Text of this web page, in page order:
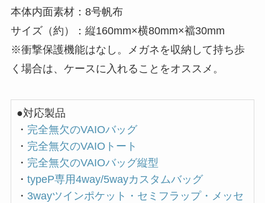
本体内面素材：8号帆布
サイズ（約）：縦160mm×横80mm×襠30mm
※衝撃保護機能はなし。メガネを収納して持ち歩
く場合は、ケースに入れることをオススメ。
●対応製品
・ 完全無欠のVAIOバッグ
・ 完全無欠のVAIOトート
・ 完全無欠のVAIOバッグ縦型
・ typeP専用4way/5wayカスタムバッグ
・ 3wayツインポケット・セミフラップ・メッセ